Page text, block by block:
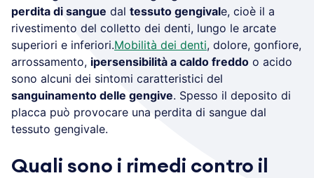
perdita di sangue dal tessuto gengivale, cioè il a
rivestimento del colletto dei denti, lungo le arcate
superiori e inferiori.Mobilità dei denti, dolore, gonfiore,
arrossamento, ipersensibilità a caldo freddo o acido
sono alcuni dei sintomi caratteristici del
sanguinamento delle gengive. Spesso il deposito di
placca può provocare una perdita di sangue dal
tessuto gengivale.
Quali sono i rimedi contro il